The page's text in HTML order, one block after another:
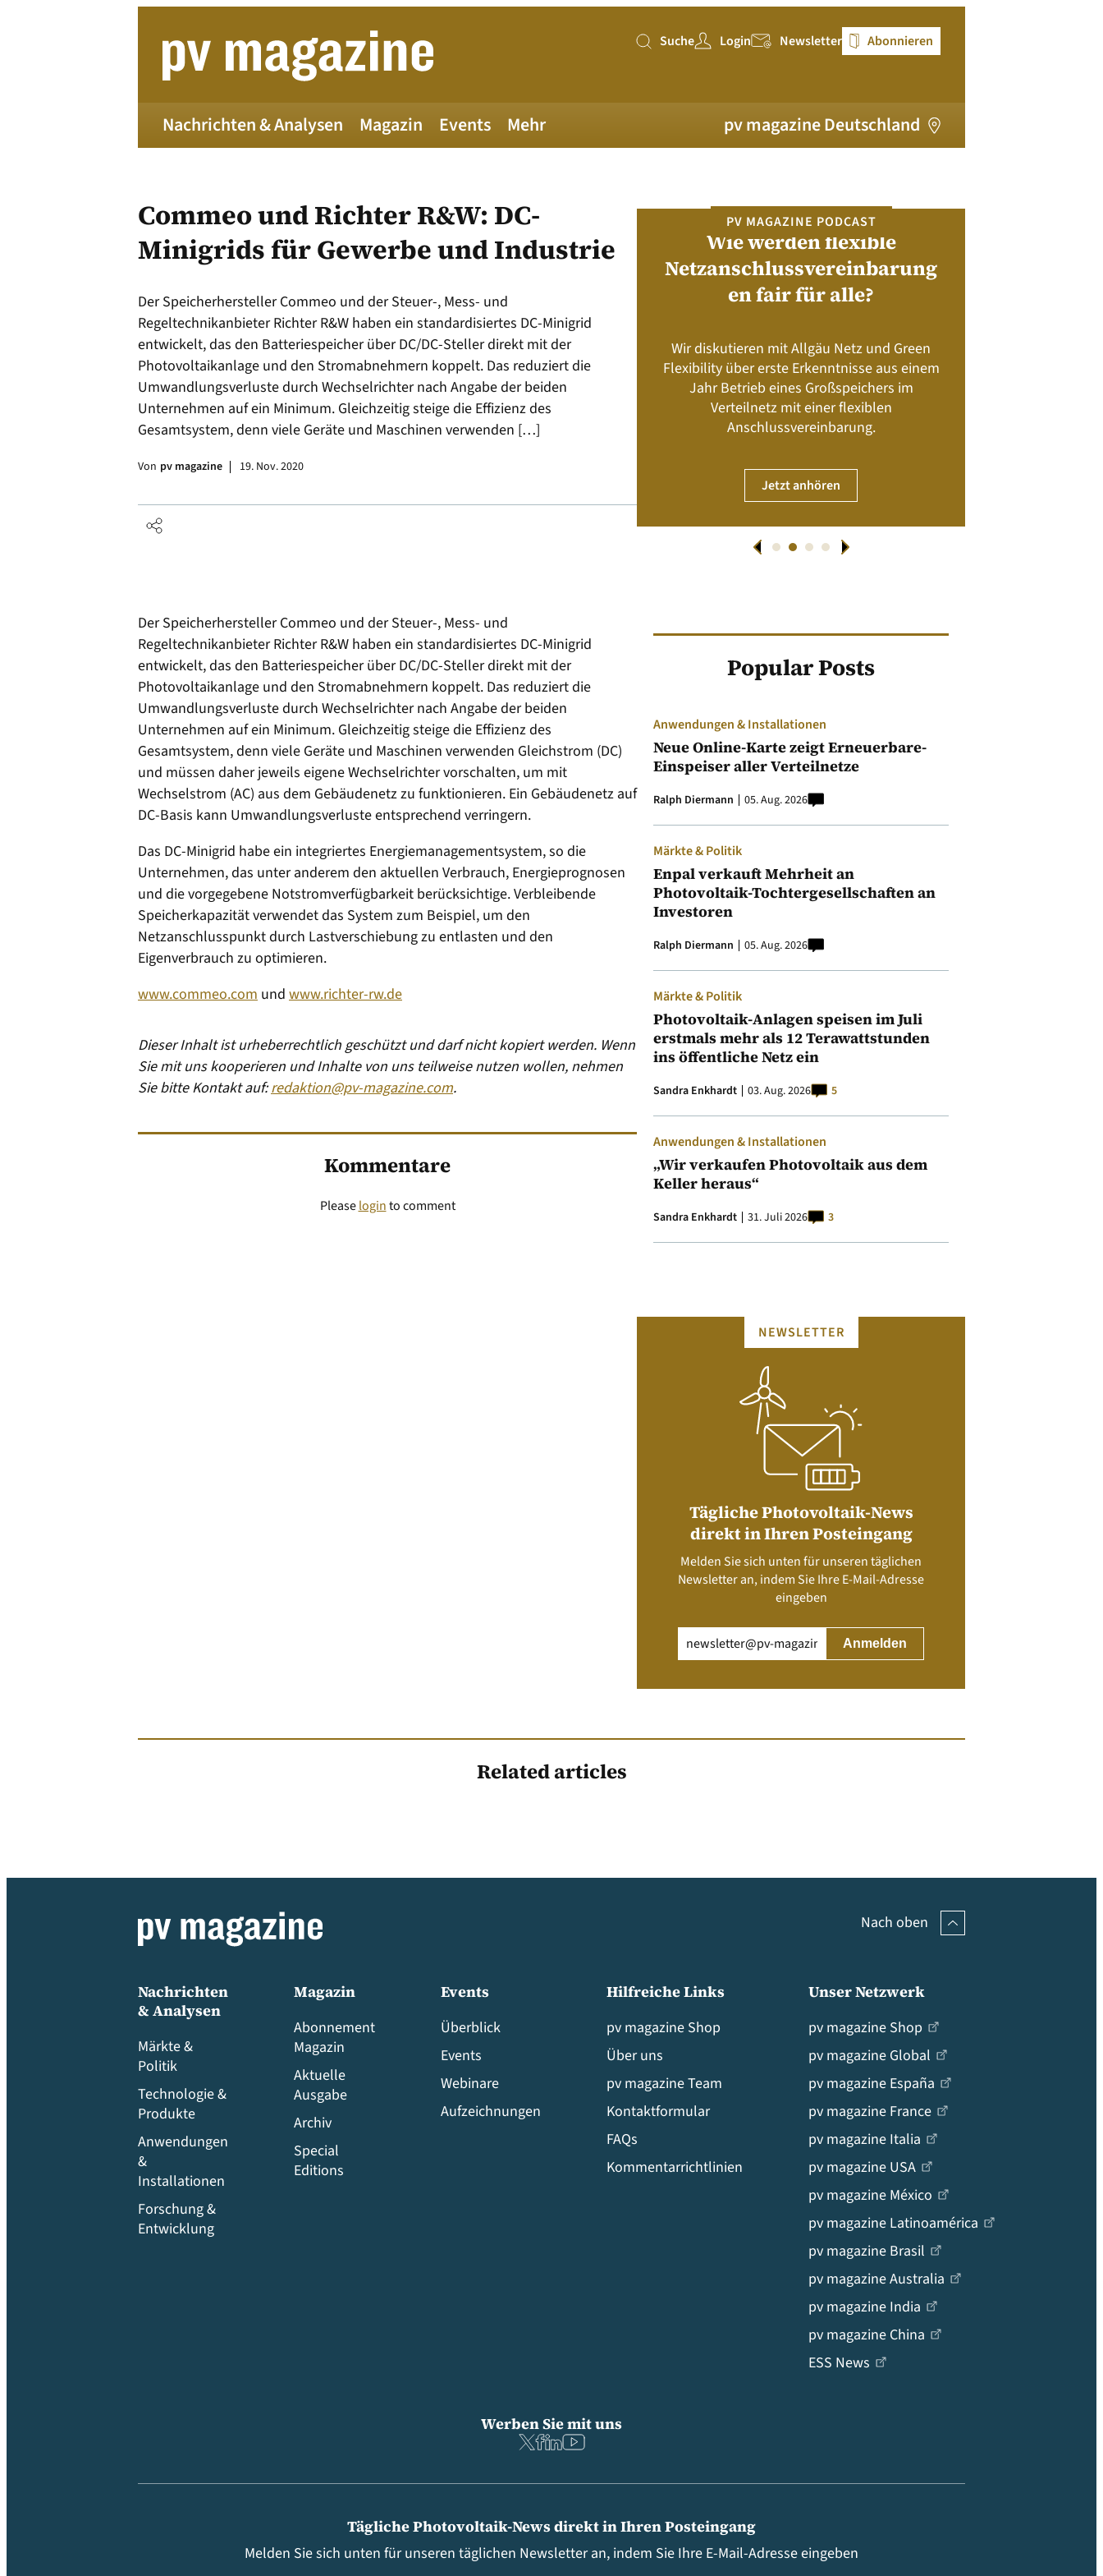
Suche
Suche Login Newsletter Abonnieren
Nachrichten & Analysen Magazin Events Mehr pv magazine Deutschland
Commeo und Richter R&W: DC-
Minigrids für Gewerbe und Industrie
Der Speicherhersteller Commeo und der Steuer-, Mess- und
Regeltechnikanbieter Richter R&W haben ein standardisiertes DC-Minigrid
entwickelt, das den Batteriespeicher über DC/DC-Steller direkt mit der
Photovoltaikanlage und den Stromabnehmern koppelt. Das reduziert die
Umwandlungsverluste durch Wechselrichter nach Angabe der beiden
Unternehmen auf ein Minimum. Gleichzeitig steige die Effizienz des
Gesamtsystem, denn viele Geräte und Maschinen verwenden […]
Von pv magazine 19. Nov. 2020
Der Speicherhersteller Commeo und der Steuer-, Mess- und
Regeltechnikanbieter Richter R&W haben ein standardisiertes DC-Minigrid
entwickelt, das den Batteriespeicher über DC/DC-Steller direkt mit der
Photovoltaikanlage und den Stromabnehmern koppelt. Das reduziert die
Umwandlungsverluste durch Wechselrichter nach Angabe der beiden
Unternehmen auf ein Minimum. Gleichzeitig steige die Effizienz des
Gesamtsystem, denn viele Geräte und Maschinen verwenden Gleichstrom (DC)
und müssen daher jeweils eigene Wechselrichter vorschalten, um mit
Wechselstrom (AC) aus dem Gebäudenetz zu funktionieren. Ein Gebäudenetz auf
DC-Basis kann Umwandlungsverluste entsprechend verringern.
Das DC-Minigrid habe ein integriertes Energiemanagementsystem, so die
Unternehmen, das unter anderem den aktuellen Verbrauch, Energieprognosen
und die vorgegebene Notstromverfügbarkeit berücksichtige. Verbleibende
Speicherkapazität verwendet das System zum Beispiel, um den
Netzanschlusspunkt durch Lastverschiebung zu entlasten und den
Eigenverbrauch zu optimieren.
www.commeo.com und www.richter-rw.de
Dieser Inhalt ist urheberrechtlich geschützt und darf nicht kopiert werden. Wenn
Sie mit uns kooperieren und Inhalte von uns teilweise nutzen wollen, nehmen
Sie bitte Kontakt auf:redaktion@pv-magazine.com.
Kommentare
Pleaseloginto comment
PV MAGAZINE DEUTSCHLAND
Juni-Ausgabe 2026
Die neue pv magazine Deutschland Ausgabe
ist jetzt verfügbar!
Alles neu? Rahmenbedingungen, Produkte,
Energiemanagement und Speicher-
Geschäftsmodelle
PV MAGAZINE PODCAST
Wie werden flexible
Netzanschlussvereinbarung
en fair für alle?
Wir diskutieren mit Allgäu Netz und Green
Flexibility über erste Erkenntnisse aus einem
Jahr Betrieb eines Großspeichers im
Verteilnetz mit einer flexiblen
Anschlussvereinbarung.
Jetzt anhören
Popular Posts
Anwendungen & Installationen
Neue Online-Karte zeigt Erneuerbare-
Einspeiser aller Verteilnetze
Ralph Diermann 05. Aug. 2026
Märkte & Politik
Enpal verkauft Mehrheit an
Photovoltaik-Tochtergesellschaften an
Investoren
Ralph Diermann 05. Aug. 2026
Märkte & Politik
Photovoltaik-Anlagen speisen im Juli
erstmals mehr als 12 Terawattstunden
ins öffentliche Netz ein
Sandra Enkhardt 03. Aug. 2026 5
Anwendungen & Installationen
„Wir verkaufen Photovoltaik aus dem
Keller heraus“
Sandra Enkhardt 31. Juli 2026 3
NEWSLETTER
Tägliche Photovoltaik-News
direkt in Ihren Posteingang
Melden Sie sich unten für unseren täglichen
Newsletter an, indem Sie Ihre E-Mail-Adresse
eingeben
(erforderlich)
Related articles
Nach oben
Nachrichten
& Analysen
Märkte &
Politik
Technologie &
Produkte
Anwendungen
&
Installationen
Forschung &
Entwicklung
Magazin
Abonnement
Magazin
Aktuelle
Ausgabe
Archiv
Special
Editions
Events
Überblick
Events
Webinare
Aufzeichnungen
Hilfreiche Links
pv magazine Shop
Über uns
pv magazine Team
Kontaktformular
FAQs
Kommentarrichtlinien
Unser Netzwerk
pv magazine Shop
pv magazine Global
pv magazine España
pv magazine France
pv magazine Italia
pv magazine USA
pv magazine México
pv magazine Latinoamérica
pv magazine Brasil
pv magazine Australia
pv magazine India
pv magazine China
ESS News
Tägliche Photovoltaik-News direkt in Ihren Posteingang
Melden Sie sich unten für unseren täglichen Newsletter an, indem Sie Ihre E-Mail-Adresse eingeben
Werben Sie mit uns